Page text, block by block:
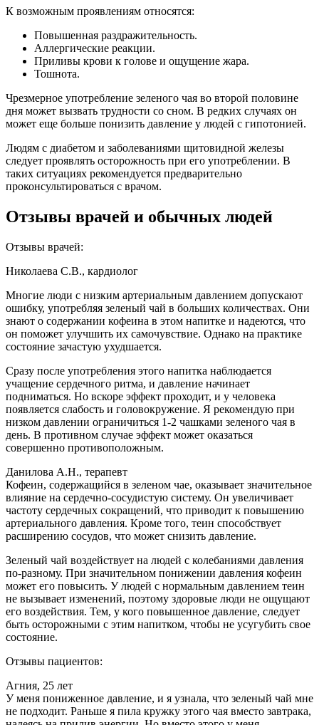
К возможным проявлениям относятся:
Повышенная раздражительность.
Аллергические реакции.
Приливы крови к голове и ощущение жара.
Тошнота.
Чрезмерное употребление зеленого чая во второй половине
дня может вызвать трудности со сном. В редких случаях он
может еще больше понизить давление у людей с гипотонией.
Людям с диабетом и заболеваниями щитовидной железы
следует проявлять осторожность при его употреблении. В
таких ситуациях рекомендуется предварительно
проконсультироваться с врачом.
Отзывы врачей и обычных людей
Отзывы врачей:
Николаева С.В., кардиолог
Многие люди с низким артериальным давлением допускают
ошибку, употребляя зеленый чай в больших количествах. Они
знают о содержании кофеина в этом напитке и надеются, что
он поможет улучшить их самочувствие. Однако на практике
состояние зачастую ухудшается.
Сразу после употребления этого напитка наблюдается
учащение сердечного ритма, и давление начинает
подниматься. Но вскоре эффект проходит, и у человека
появляется слабость и головокружение. Я рекомендую при
низком давлении ограничиться 1-2 чашками зеленого чая в
день. В противном случае эффект может оказаться
совершенно противоположным.
Данилова А.Н., терапевт
Кофеин, содержащийся в зеленом чае, оказывает значительное
влияние на сердечно-сосудистую систему. Он увеличивает
частоту сердечных сокращений, что приводит к повышению
артериального давления. Кроме того, теин способствует
расширению сосудов, что может снизить давление.
Зеленый чай воздействует на людей с колебаниями давления
по-разному. При значительном понижении давления кофеин
может его повысить. У людей с нормальным давлением теин
не вызывает изменений, поэтому здоровые люди не ощущают
его воздействия. Тем, у кого повышенное давление, следует
быть осторожными с этим напитком, чтобы не усугубить свое
состояние.
Отзывы пациентов:
Агния, 25 лет
У меня пониженное давление, и я узнала, что зеленый чай мне
не подходит. Раньше я пила кружку этого чая вместо завтрака,